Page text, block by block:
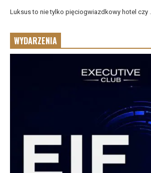
Luksus to nie tylko pięciogwiazdkowy hotel czy ...
WYDARZENIA